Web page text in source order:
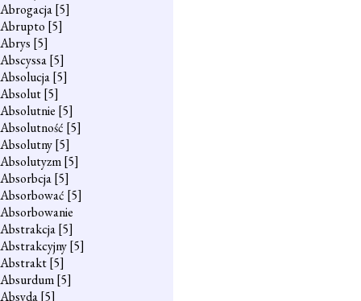
Abrogacja[5]
Abrupto [5]
Abrys [5]
Abscyssa[5]
Absolucja[5]
Absolut[5]
Absolutnie [5]
Absolutność [5]
Absolutny[5]
Absolutyzm[5]
Absorbcja[5]
Absorbować [5]
Absorbowanie
Abstrakcja[5]
Abstrakcyjny[5]
Abstrakt[5]
Absurdum[5]
Absyda[5]